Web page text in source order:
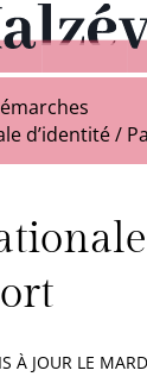
d’identité /
À JOUR LE